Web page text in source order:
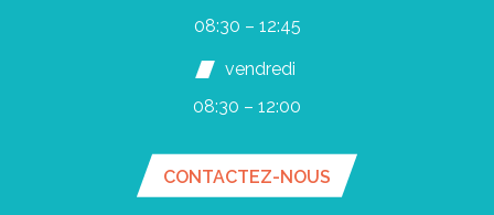
08:30 – 12:45
vendredi
08:30 – 12:00
CONTACTEZ-NOUS